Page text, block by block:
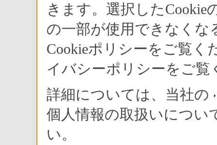
きます。選択した
の一部が使用できなくな
Cookieポリシーをご覧
イバシーポリシーをご覧
詳細については、当社の
個人情報の取扱いについ
い。